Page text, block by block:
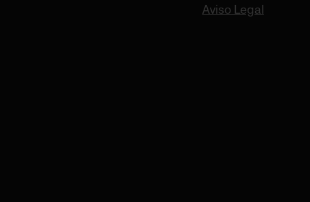
Aviso Legal